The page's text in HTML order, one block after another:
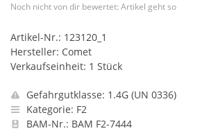
Noch nicht von dir bewertet: Artikel geht so
Artikel-Nr.: 123120_1
Hersteller: Comet
Verkaufseinheit: 1 Stück
Gefahrgutklasse: 1.4G (UN 0336)
Kategorie: F2
BAM-Nr.: BAM F2-7444